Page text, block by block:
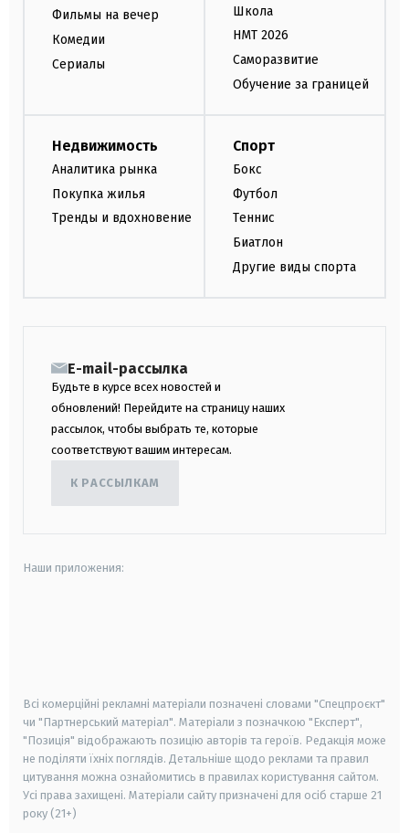
Фильмы на вечер
Комедии
Сериалы
Школа
НМТ 2026
Саморазвитие
Обучение за границей
Недвижимость
Аналитика рынка
Покупка жилья
Тренды и вдохновение
Спорт
Бокс
Футбол
Теннис
Биатлон
Другие виды спорта
E-mail-рассылка
Будьте в курсе всех новостей и
обновлений! Перейдите на страницу наших
рассылок, чтобы выбрать те, которые
соответствуют вашим интересам.
К РАССЫЛКАМ
Наши приложения:
Всі комерційні рекламні матеріали позначені словами "Спецпроєкт"
чи "Партнерський матеріал". Матеріали з позначкою "Експерт",
"Позиція" відображають позицію авторів та героїв. Редакція може
не поділяти їхніх поглядів. Детальніше щодо реклами та правил
цитування можна ознайомитись в правилах користування сайтом.
Усі права захищені. Матеріали сайту призначені для осіб старше 21
року (21+)